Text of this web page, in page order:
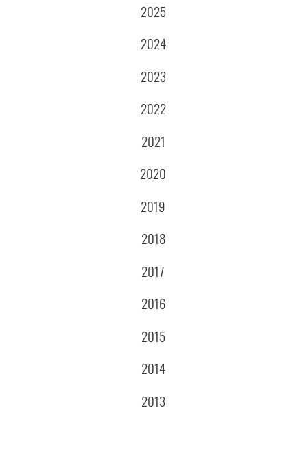
2025
2024
2023
2022
2021
2020
2019
2018
2017
2016
2015
2014
2013